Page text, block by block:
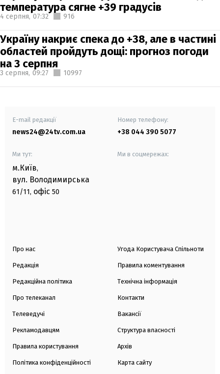
температура сягне +39 градусів
4 серпня, 07:32 916
Україну накриє спека до +38, але в частині
областей пройдуть дощі: прогноз погоди
на 3 серпня
3 серпня, 09:27 10997
E-mail редакції
news24@24tv.com.ua
Номер телефону:
+38 044 390 5077
Ми тут:
м.Київ,
вул. Володимирська
61/11, офіс 50
Ми в соцмережах:
Про нас
Редакція
Редакційна політика
Про телеканал
Телеведучі
Рекламодавцям
Правила користування
Політика конфіденційності
Угода Користувача Спільноти
Правила коментування
Технічна інформація
Контакти
Вакансії
Структура власності
Архів
Карта сайту